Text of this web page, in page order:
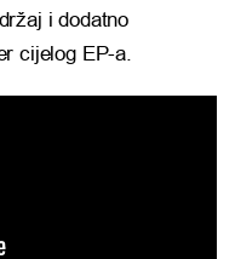
i dodatno
cijelog EP-a.